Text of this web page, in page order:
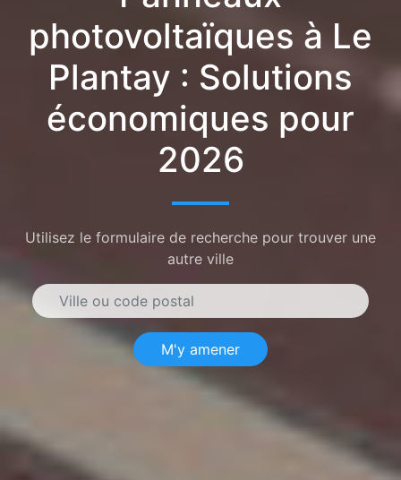
photovoltaïques à Le
Plantay : Solutions
économiques pour
2026
Utilisez le formulaire de recherche pour trouver une
autre ville
M'y amener